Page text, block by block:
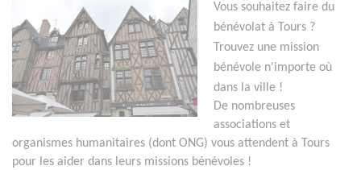
Vous souhaitez faire du
bénévolat à Tours ?
Trouvez une mission
bénévole n'importe où
dans la ville !
De nombreuses
associations et
organismes humanitaires (dont ONG) vous attendent à Tours
pour les aider dans leurs missions bénévoles !